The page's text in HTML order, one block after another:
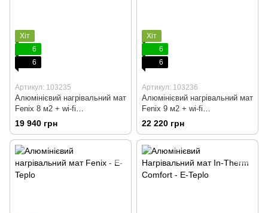
Хіт
6
6
Артикул: 103235
Алюмінієвий нагрівальний мат
Fenix 8 м2 + wi-fi
терморегулятор
19 940 грн
Хіт
6
6
Артикул: 103236
Алюмінієвий нагрівальний мат
Fenix 9 м2 + wi-fi
терморегулятор
22 220 грн